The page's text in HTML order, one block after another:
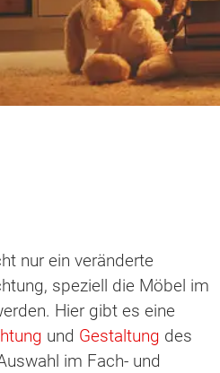
nur ein veränderte
speziell die Möbel im
Hier gibt es eine
und Gestaltung des
im Fach- und